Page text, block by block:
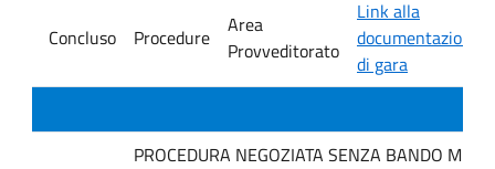
Concluso Procedure
Area
Provveditorato
Link alla
documentazione
di gara
PROCEDURA NEGOZIATA SENZA BANDO